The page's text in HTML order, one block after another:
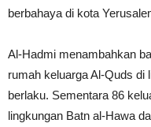
berbahaya di kota
Al-Hadmi menambahkan
rumah keluarga Al-Quds di
berlaku. Sementara 86
lingkungan Batn al-Hawa